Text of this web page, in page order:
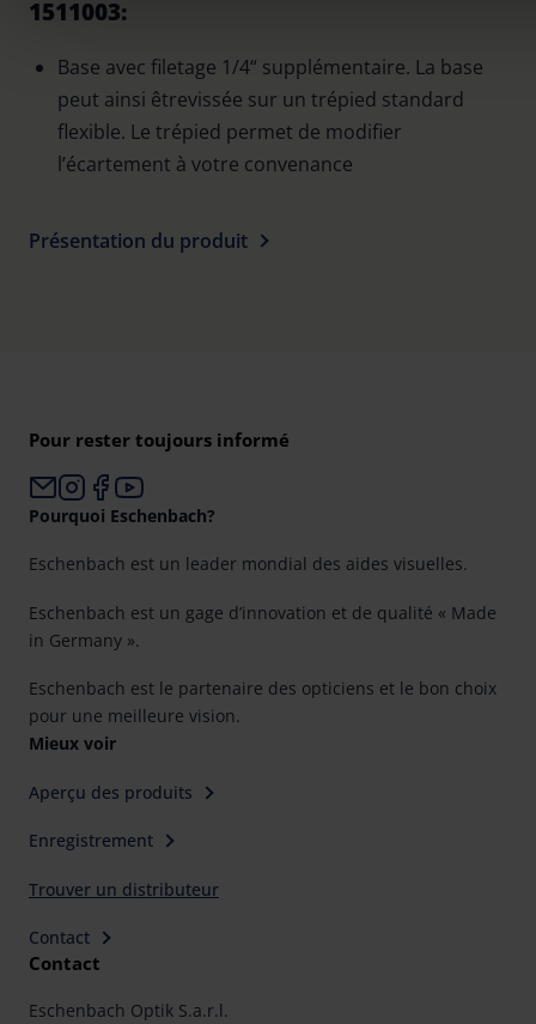
found in ourPrivacy Policy |Imprint
1511003:
Base avec filetage 1/4“ supplémentaire. La base
peut ainsi êtrevissée sur un trépied standard
flexible. Le trépied permet de modifier
l’écartement à votre convenance
Présentation du produit
Pour rester toujours informé
Pourquoi Eschenbach?
Eschenbach est un leader mondial des aides visuelles.
Eschenbach est un gage d’innovation et de qualité « Made
in Germany ».
Eschenbach est le partenaire des opticiens et le bon choix
pour une meilleure vision.
Mieux voir
Aperçu des produits
Enregistrement
Trouver un distributeur
Contact
Contact
Eschenbach Optik S.a.r.l.